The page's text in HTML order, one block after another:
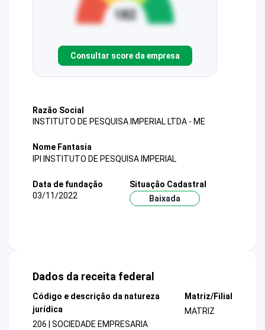
Consultar score da empresa
Razão Social
INSTITUTO DE PESQUISA IMPERIAL LTDA - ME
Nome Fantasia
IPI INSTITUTO DE PESQUISA IMPERIAL
Data de fundação
03/11/2022
Situação Cadastral
Baixada
Dados da receita federal
Código e descrição da natureza
jurídica
206 | SOCIEDADE EMPRESARIA
Matriz/Filial
MATRIZ